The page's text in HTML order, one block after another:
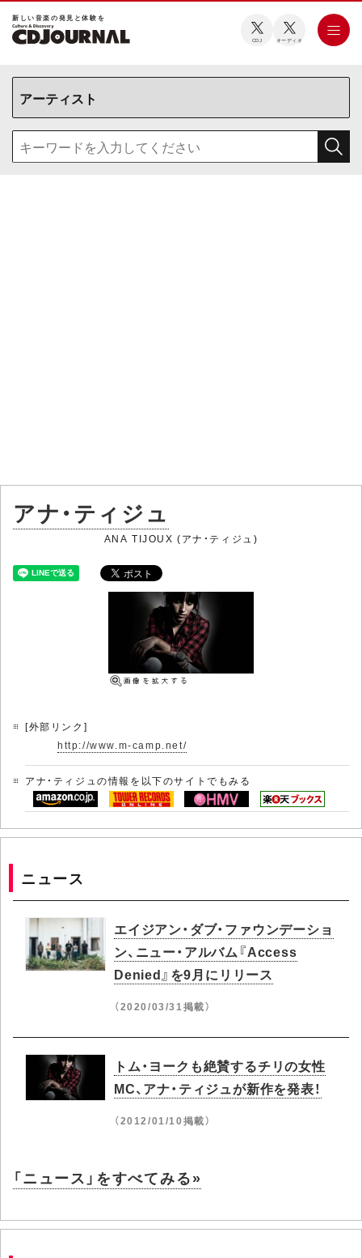
新しい⾳楽の発⾒と体験を
CDJ オーディオ
アナ・ティジュ
ANA TIJOUX (アナ・ティジュ)
[外部リンク]
http://www.m-camp.net/
アナ・ティジュの情報を以下のサイトでもみる
ニュース
エイジアン・ダブ・ファウンデーショ
ン、ニュー・アルバム『Access
Denied』を9月にリリース
（2020/03/31掲載）
トム・ヨークも絶賛するチリの女性
MC、アナ・ティジュが新作を発表！
（2012/01/10掲載）
「ニュース」をすべてみる»